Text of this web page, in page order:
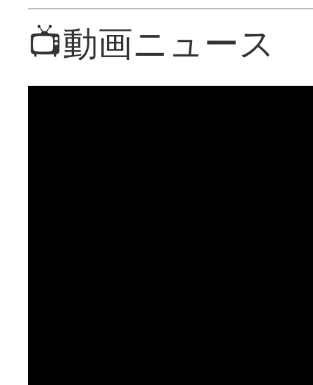
📺動画ニュース